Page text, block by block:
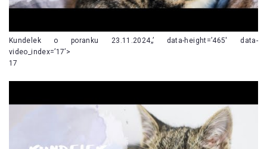
Kundelek o poranku 23.11.2024„’ data-height=’465′ data-
video_index=’17’>
17